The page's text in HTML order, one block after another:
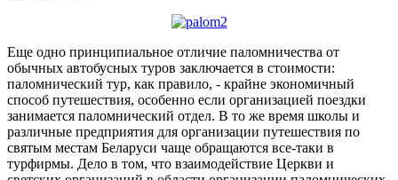
Еще одно принципиальное отличие паломничества от
обычных автобусных туров заключается в стоимости:
паломнический тур, как правило, - крайне экономичный
способ путешествия, особенно если организацией поездки
занимается паломнический отдел. В то же время школы и
различные предприятия для организации путешествия по
святым местам Беларуси чаще обращаются все-таки в
турфирмы. Дело в том, что взаимодействие Церкви и